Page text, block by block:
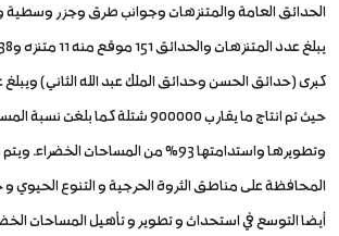
الحدائق العامة والمتنزهات وجوانب طرق وجزر
حيث تم انتاج ما يقارب 900000 شتلة كما
وتطويرها واستدامتها 93% من المساحات
المحافظة على مناطق الثروة الحرجية و التنوع الحيوي و
أيضا التوسع في استحداث و تطوير و تأهيل المساحات